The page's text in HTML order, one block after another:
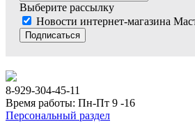
Выберите рассылку
Новости интернет-магазина
Подписаться
8-929-304-45-11
Время работы: Пн-Пт 9 -16
Персональный раздел